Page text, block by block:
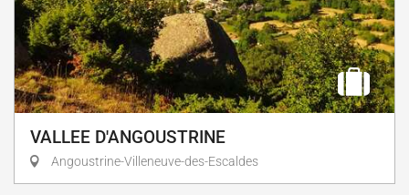
VALLEE D'ANGOUSTRINE
Angoustrine-Villeneuve-des-Escaldes